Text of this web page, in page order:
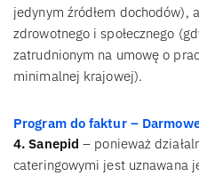
jedynym źródłem dochodów),
zdrowotnego i społecznego
zatrudnionym na umowę o
minimalnej krajowej).
Program do faktur –
4. Sanepid – ponieważ
cateringowymi jest uznawana